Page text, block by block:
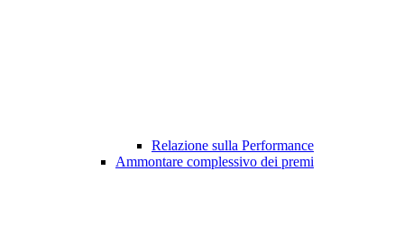
Relazione sulla Performance
Ammontare complessivo dei premi